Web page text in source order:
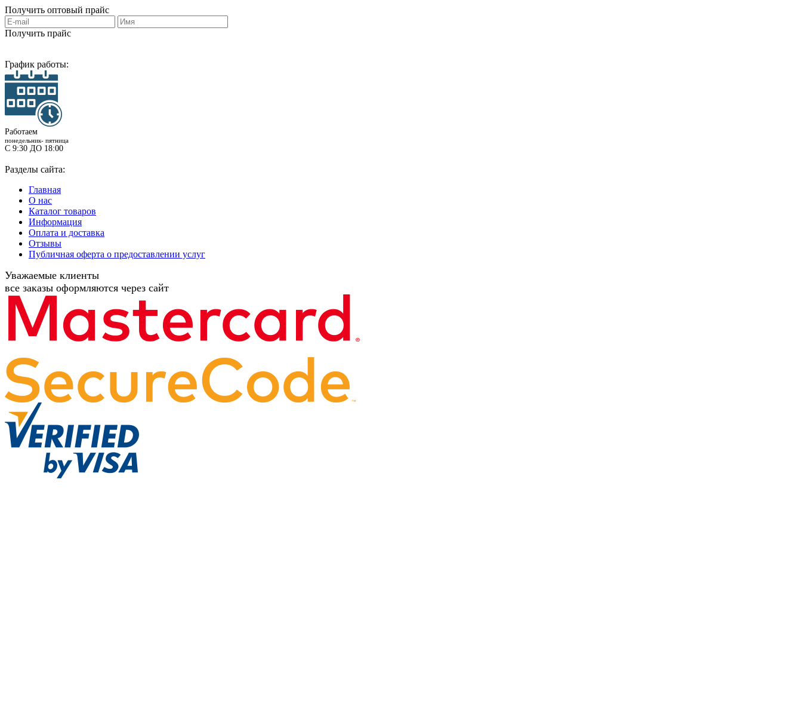
Получить оптовый прайс
Получить прайс
График работы:
Работаем
понедельник- пятница
С 9:30 ДО 18:00
Разделы сайта:
Главная
О нас
Каталог товаров
Информация
Оплата и доставка
Отзывы
Публичная оферта о предоставлении услуг
Уважаемые клиенты
все заказы оформляются через сайт